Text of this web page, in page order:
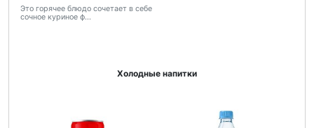
Это горячее блюдо сочетает в себе
сочное куриное ф...
Холодные напитки